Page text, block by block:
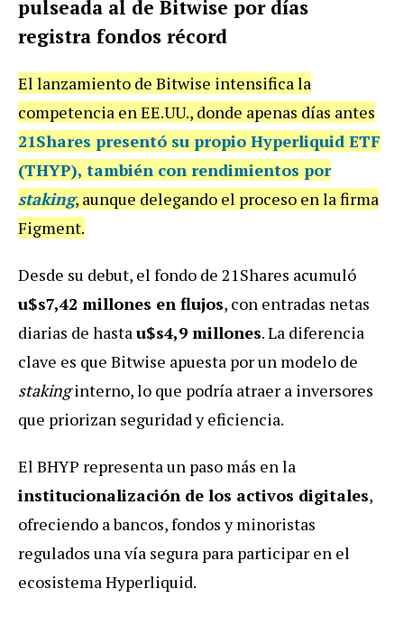
pulseada al de Bitwise por días
registra fondos récord
El lanzamiento de Bitwise intensifica la
competencia en EE.UU., donde apenas días antes
21Shares presentó su propio Hyperliquid ETF
(THYP), también con rendimientos por
staking, aunque delegando el proceso en la firma
Figment.
Desde su debut, el fondo de 21Shares acumuló
u$s7,42 millones en flujos, con entradas netas
diarias de hastau$s4,9 millones. La diferencia
clave es que Bitwise apuesta por un modelo de
stakinginterno, lo que podría atraer a inversores
que priorizan seguridad y eficiencia.
El BHYP representa un paso más en la
institucionalización de los activos digitales,
ofreciendo a bancos, fondos y minoristas
regulados una vía segura para participar en el
ecosistema Hyperliquid.